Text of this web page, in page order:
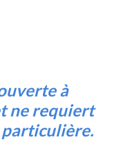
à
ne requiert